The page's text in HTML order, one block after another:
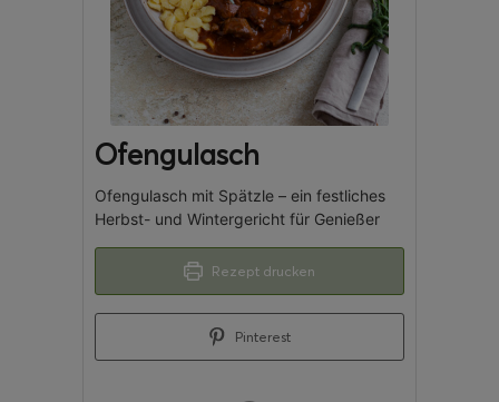
Ofengulasch
Ofengulasch mit Spätzle – ein festliches
Herbst- und Wintergericht für Genießer
Rezept drucken
Pinterest